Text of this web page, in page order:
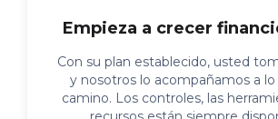
Empieza a crecer
Con su plan establecido, usted
y nosotros lo acompañamos a lo
camino. Los controles, las